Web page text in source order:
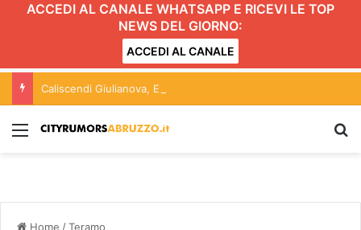
ACCEDI AL CANALE WHATSAPP E RICEVI LE TOP
NEWS DEL GIORNO:
ACCEDI AL CANALE
Menu
Home /Teramo